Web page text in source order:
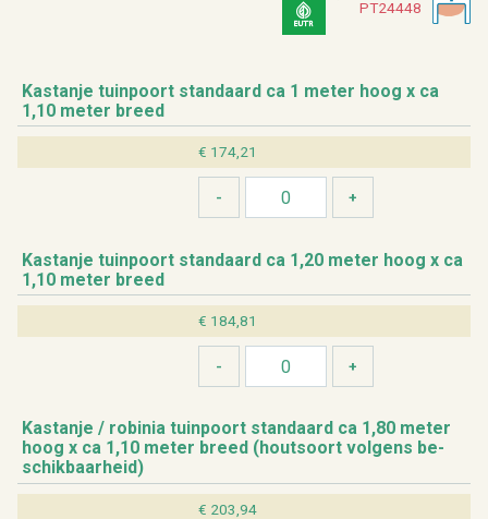
PT24448
Kas­tan­je tuin­poort stan­daard ca 1 meter hoog x ca
1,10 meter breed
€ 174,21
Kas­tan­je tuin­poort stan­daard ca 1,20 meter hoog x ca
1,10 meter breed
€ 184,81
Kas­tan­je / ro­bi­nia tuin­poort stan­daard ca 1,80 meter
hoog x ca 1,10 meter breed (hout­soort vol­gens be­
schik­baar­heid)
€ 203,94